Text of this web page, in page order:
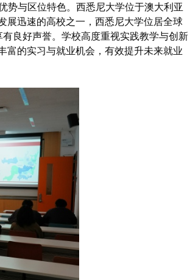
势与区位特色。西悉尼大学位于澳大利亚
展迅速的高校之一，西悉尼大学位居全球
良好声誉。学校高度重视实践教学与创新
富的实习与就业机会，有效提升未来就业